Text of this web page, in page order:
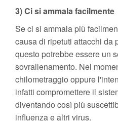
3) Ci si ammala facilmente
Se ci si ammala più
causa di ripetuti attacchi da
questo potrebbe essere un
sovrallenamento. Nel
chilometraggio oppure
infatti compromettere il
diventando così più
influenza e altri virus.